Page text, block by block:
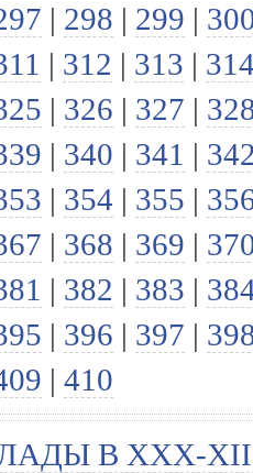
| 298 | 299 |
| 312 | 313 |
| 326 | 327 |
| 340 | 341 |
| 354 | 355 |
| 368 | 369 |
| 382 | 383 |
| 396 | 397 |
| 410
В XXX-XII